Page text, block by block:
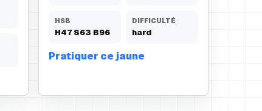
HSB
H47 S63 B96
DIFFICULTÉ
hard
Pratiquer ce jaune